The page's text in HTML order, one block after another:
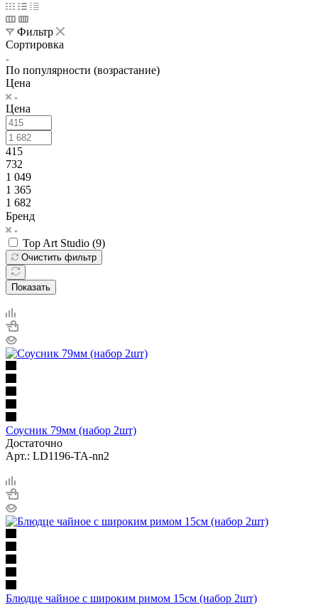
Фильтр
Сортировка
По популярности (возрастание)
Цена
Цена
415
732
1 049
1 365
1 682
Бренд
Top Art Studio (9)
Очистить фильтр
Показать
Соусник 79мм (набор 2шт)
Достаточно
Арт.: LD1196-TA-nn2
Блюдце чайное с широким римом 15см (набор 2шт)